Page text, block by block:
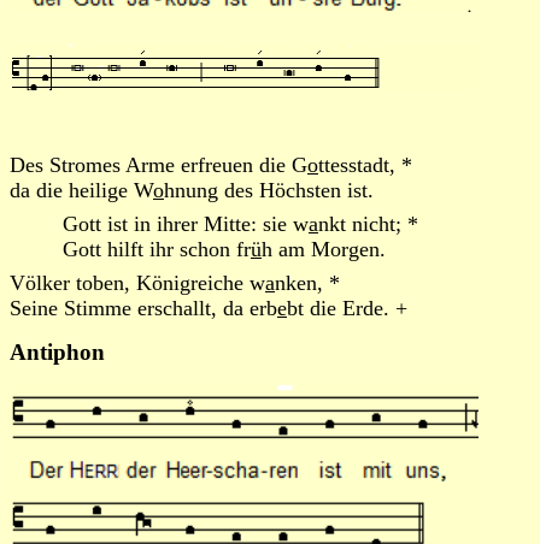
Des Stromes Arme erfreuen die Gottesstadt, *
da die heilige Wohnung des Höchsten ist.
Gott ist in ihrer Mitte: sie wankt nicht; *
Gott hilft ihr schon früh am Morgen.
Völker toben, Königreiche wanken, *
Seine Stimme erschallt, da erbebt die Erde. +
Antiphon